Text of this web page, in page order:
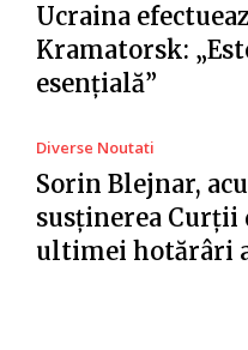
Ucraina
Kramatorsk:
esențială”
Diverse Noutati
Sorin Blejnar,
susținerea Curții
ultimei hotărâri a